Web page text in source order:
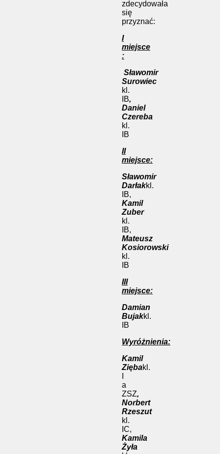
zdecydowała
się
przyznać:
I
miejsce
:
Sławomir
Surowiec
kl.
IB,
Daniel
Czereba
kl.
IB
II
miejsce:
Sławomir
Darłakkl.
IB,
Kamil
Zuber
kl.
IB,
Mateusz
Kosiorowski
kl.
IB
III
miejsce:
Damian
Bujakkl.
IB
Wyróżnienia:
Kamil
Ziębakl.
a
ZSZ,
Norbert
Rzeszut
kl.
IC,
Kamila
Żyła